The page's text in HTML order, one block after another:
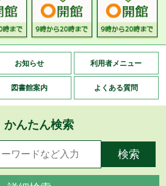
お知らせ 利用者メニュー
図書館案内 よくある質問
かんたん検索